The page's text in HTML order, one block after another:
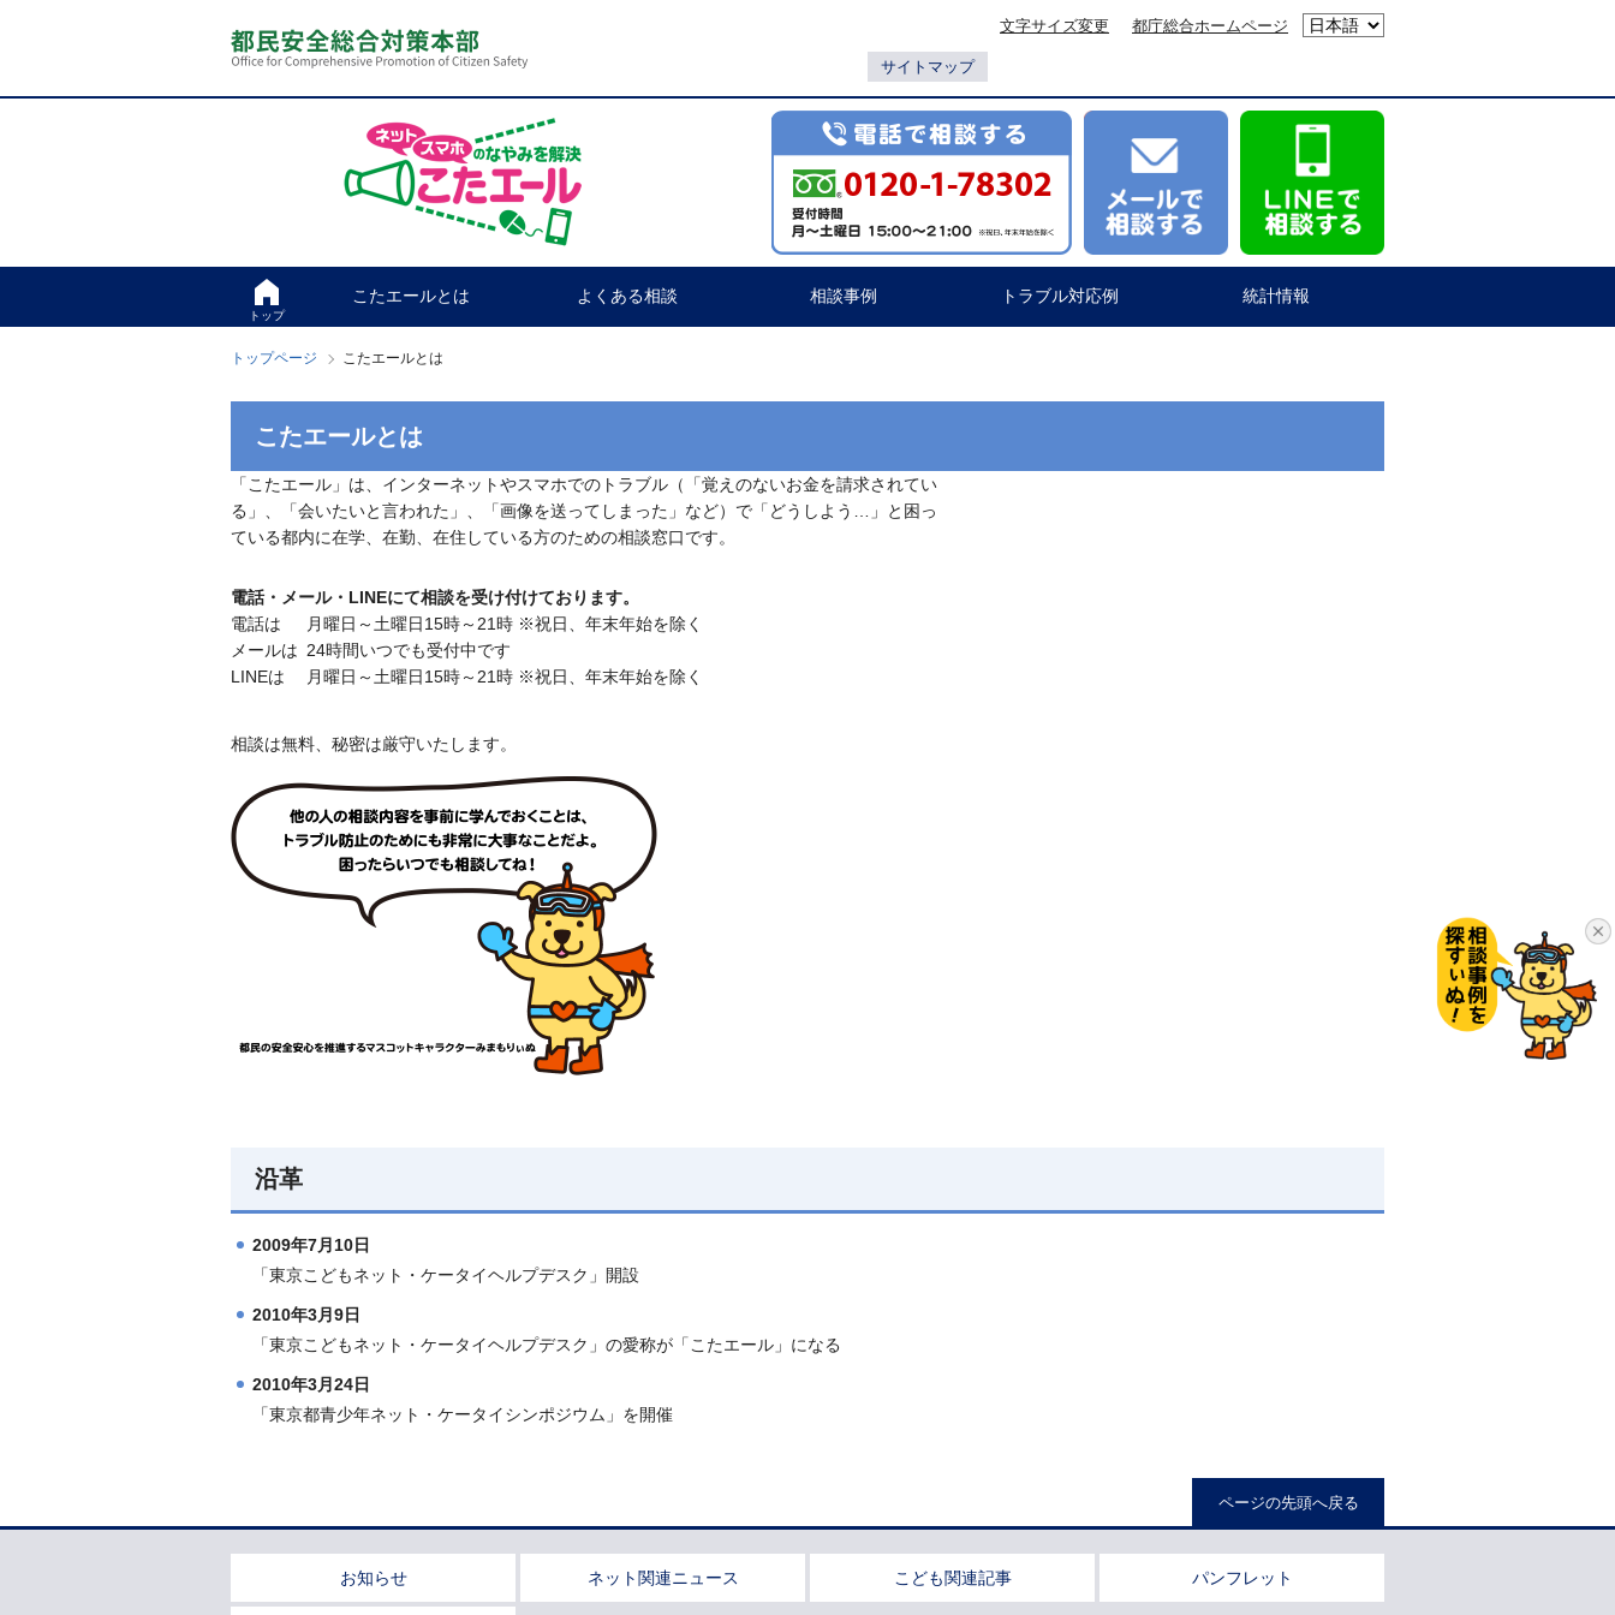
ス
文字サイズ変更 都庁総合ホームページ
サイトマップ
トップ
こたエールとは よくある相談 相談事例 トラブル対応例 統計情報
ら
トップページ こたエールとは
こたエールとは
「こたエール」は、インターネットやスマホでのトラブル（「覚えのないお金を請求されてい
る」、「会いたいと言われた」、「画像を送ってしまった」など）で「どうしよう…」と困っ
ている都内に在学、在勤、在住している方のための相談窓口です。
電話・メール・LINEにて相談を受け付けております。
電話は
月曜日～土曜日15時～21時 ※祝日、年末年始を除く
メールは 24時間いつでも受付中です
LINEは
月曜日～土曜日15時～21時 ※祝日、年末年始を除く
相談は無料、秘密は厳守いたします。
沿革
2009年7月10日
「東京こどもネット・ケータイヘルプデスク」開設
2010年3月9日
「東京こどもネット・ケータイヘルプデスク」の愛称が「こたエール」になる
2010年3月24日
「東京都青少年ネット・ケータイシンポジウム」を開催
ページの先頭へ戻る
お知らせ ネット関連ニュース こども関連記事 パンフレット